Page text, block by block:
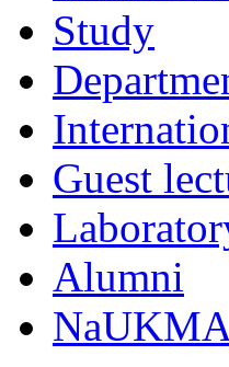
Study
Guest
Alumni